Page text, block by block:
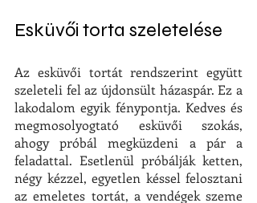
Esküvői torta szeletelése
Az esküvői tortát rendszerint együtt
szeleteli fel az újdonsült házaspár. Ez a
lakodalom egyik fénypontja. Kedves és
megmosolyogtató esküvői szokás,
ahogy próbál megküzdeni a pár a
feladattal. Esetlenül próbálják ketten,
négy kézzel, egyetlen késsel felosztani
az emeletes tortát, a vendégek szeme